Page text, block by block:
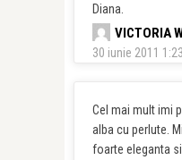
Diana.
VICTORIA
30 iunie 2011 1:23
Cel mai mult imi
alba cu perlute.
foarte eleganta